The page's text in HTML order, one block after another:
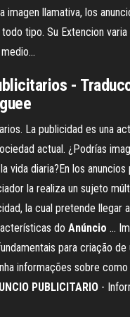
imagen llamativa, los
tipo. Su Extencion varia
-
La publicidad es una
actual. ¿Podrías
vida diaria?En los
la realiza un sujeto
la cual pretende llegar
do Anúncio …
para criação de
informações sobre
PUBLICITARIO -